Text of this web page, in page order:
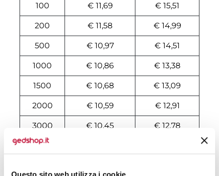
Questo sito web utilizza i cookie
100 € 11,69 € 15,51
200 € 11,58 € 14,99
500 € 10,97 € 14,51
1000 € 10,86 € 13,38
1500 € 10,68 € 13,09
2000 € 10,59 € 12,91
3000 € 10,45 € 12,78
5000